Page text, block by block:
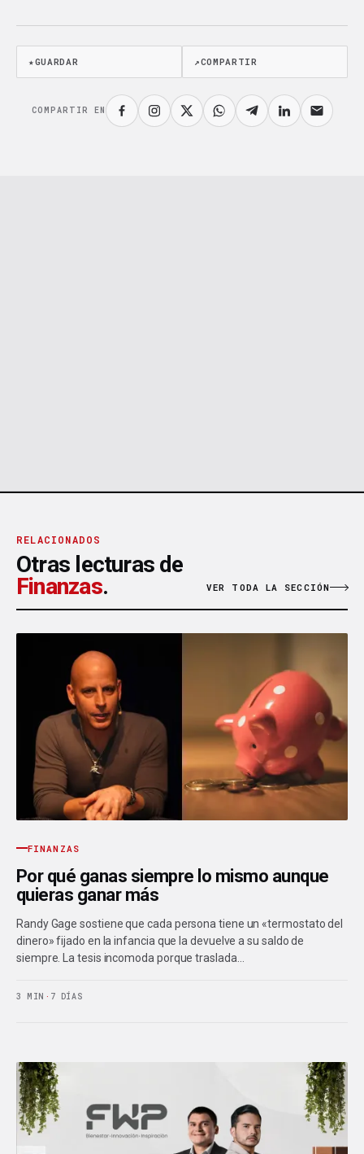
★GUARDAR ↗COMPARTIR
COMPARTIR EN
RELACIONADOS
Otras lecturas de
Finanzas. VER TODA LA SECCIÓN
FINANZAS
Por qué ganas siempre lo mismo aunque
quieras ganar más
Randy Gage sostiene que cada persona tiene un «termostato del
dinero» fijado en la infancia que la devuelve a su saldo de
siempre. La tesis incomoda porque traslada…
3 MIN · 7 DÍAS